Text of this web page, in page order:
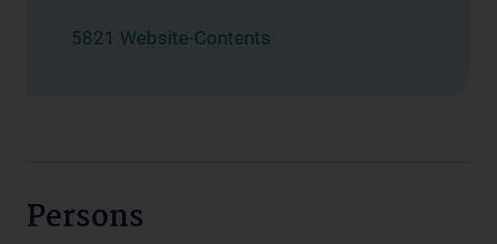
5821 Website-Contents
Persons